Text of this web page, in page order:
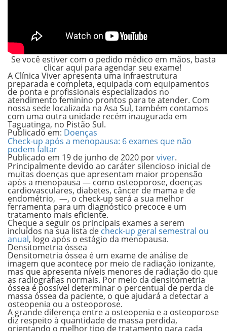
Se você estiver com o pedido médico em mãos, basta
clicar aqui para agendar seu exame!
A Clínica Viver apresenta uma infraestrutura
preparada e completa, equipada com equipamentos
de ponta e profissionais especializados no
atendimento feminino prontos para te atender. Com
nossa sede localizada na Asa Sul, também contamos
com uma outra unidade recém inaugurada em
Taguatinga, no Pistão Sul.
Publicado em: Doenças
Check-up após a menopausa: 6 exames que não
podem faltar
Publicado em 19 de junho de 2020 porviver.
Principalmente devido ao caráter silencioso inicial de
muitas doenças que apresentam maior propensão
após a menopausa — como osteoporose, doenças
cardiovasculares, diabetes, câncer de mama e de
endométrio, —, o check-up será a sua melhor
ferramenta para um diagnóstico precoce e um
tratamento mais eficiente.
Cheque a seguir os principais exames a serem
incluídos na sua lista de check-up geral semestral ou
anual, logo após o estágio da menopausa.
Densitometria óssea
Densitometria óssea é um exame de análise de
imagem que acontece por meio de radiação ionizante,
mas que apresenta níveis menores de radiação do que
as radiografias normais. Por meio da densitometria
óssea é possível determinar o percentual de perda de
massa óssea da paciente, o que ajudará a detectar a
osteopenia ou a osteoporose.
A grande diferença entre a osteopenia e a osteoporose
diz respeito à quantidade de massa perdida,
orientando o melhor tipo de tratamento para cada